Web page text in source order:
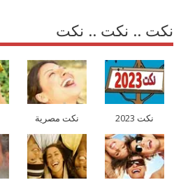
نكت .. نكت .. نكت
نكت 2023 نكت مصرية